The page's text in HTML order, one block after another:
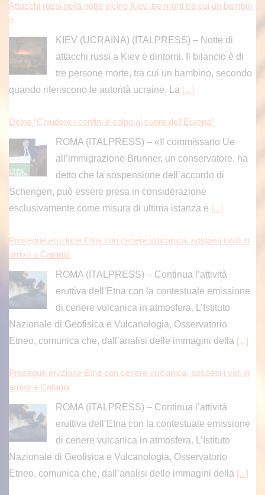
Attacchi russi nella notte vicino Kiev, tre morti tra cui un bambin
o
KIEV (UCRAINA) (ITALPRESS) – Notte di
attacchi russi a Kiev e dintorni. Il bilancio è di
tre persone morte, tra cui un bambino, secondo
quando riferiscono le autorità ucraine. La [...]
Delrio “Chiudere i confini è colpo al cuore dell’Europa”
ROMA (ITALPRESS) – «Il commissario Ue
all’immigrazione Brunner, un conservatore, ha
detto che la sospensione dell’accordo di
Schengen, può essere presa in considerazione
esclusivamente come misura di ultima istanza e [...]
Prosegue eruzione Etna con cenere vulcanica, sospesi i voli in
arrivo a Catania
ROMA (ITALPRESS) – Continua l’attività
eruttiva dell’Etna con la contestuale emissione
di cenere vulcanica in atmosfera. L’Istituto
Nazionale di Geofisica e Vulcanologia, Osservatorio
Etneo, comunica che, dall’analisi delle immagini della [...]
Prosegue eruzione Etna con cenere vulcanica, sospesi i voli in
arrivo a Catania
ROMA (ITALPRESS) – Continua l’attività
eruttiva dell’Etna con la contestuale emissione
di cenere vulcanica in atmosfera. L’Istituto
Nazionale di Geofisica e Vulcanologia, Osservatorio
Etneo, comunica che, dall’analisi delle immagini della [...]